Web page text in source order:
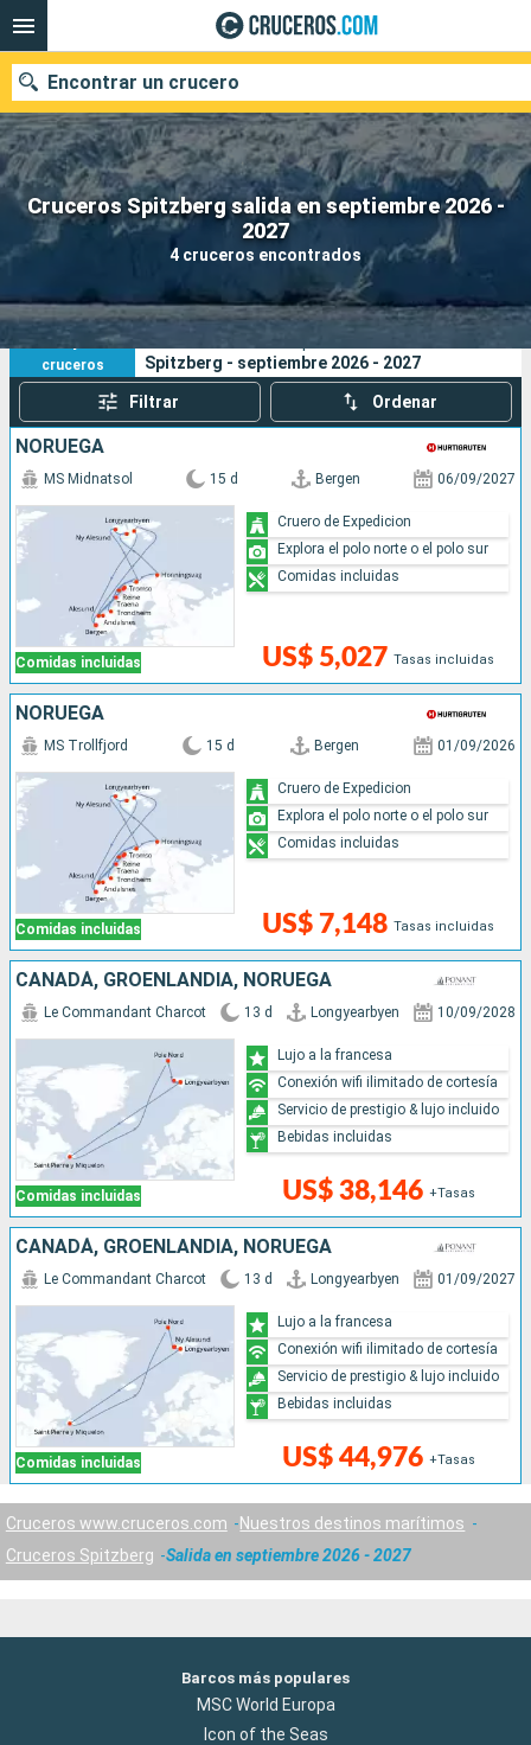
Cruceros Spitzberg salida en septiembre 2026 -
2027
4 cruceros encontrados
Encontrar un crucero
Nuestros destinos
Puertos Compañías
Buscar
4
cruceros
Spitzberg - septiembre 2026 - 2027
Filtrar Ordenar
NORUEGA
Comidas incluidas
MS Midnatsol 15 d Bergen 06/09/2027
US$ 5,027 Tasas incluidas
Cruero de Expedicion
Explora el polo norte o el polo sur
Comidas incluidas
NORUEGA
Comidas incluidas
MS Trollfjord 15 d Bergen 01/09/2026
US$ 7,148 Tasas incluidas
Cruero de Expedicion
Explora el polo norte o el polo sur
Comidas incluidas
CANADÁ, GROENLANDIA, NORUEGA
Comidas incluidas
Le Commandant Charcot 13 d Longyearbyen 10/09/2028
US$ 38,146 +Tasas
Lujo a la francesa
Conexión wifi ilimitado de cortesía
Servicio de prestigio & lujo incluido
Bebidas incluidas
CANADÁ, GROENLANDIA, NORUEGA
Comidas incluidas
Le Commandant Charcot 13 d Longyearbyen 01/09/2027
US$ 44,976 +Tasas
Lujo a la francesa
Conexión wifi ilimitado de cortesía
Servicio de prestigio & lujo incluido
Bebidas incluidas
Cruceros www.cruceros.com
Nuestros destinos marítimos
Cruceros Spitzberg
Salida en septiembre 2026 - 2027
Barcos más populares
MSC World Europa
Icon of the Seas